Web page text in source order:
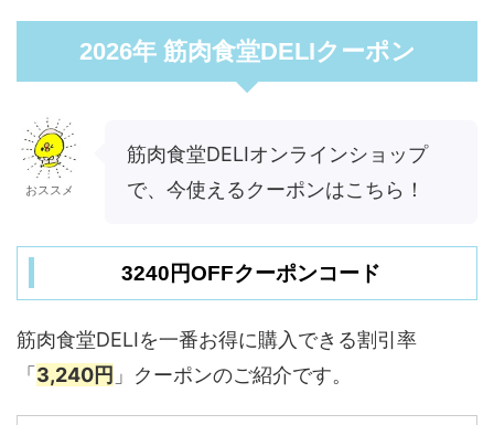
2026年 筋肉食堂DELIクーポン
おススメ
筋肉食堂DELIオンラインショップ
で、今使えるクーポンはこちら！
3240円OFFクーポンコード
筋肉食堂DELIを一番お得に購入できる割引率
「3,240円 」クーポンのご紹介です。